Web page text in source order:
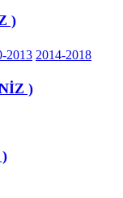
)
2013 2014-2018
)